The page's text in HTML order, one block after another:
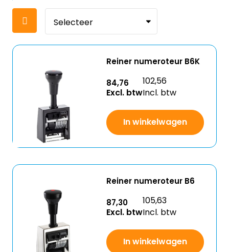
Reiner numeroteur B6K
84,76
Excl. btw
102,56
Incl. btw
In winkelwagen
Reiner numeroteur B6
87,30
Excl. btw
105,63
Incl. btw
In winkelwagen